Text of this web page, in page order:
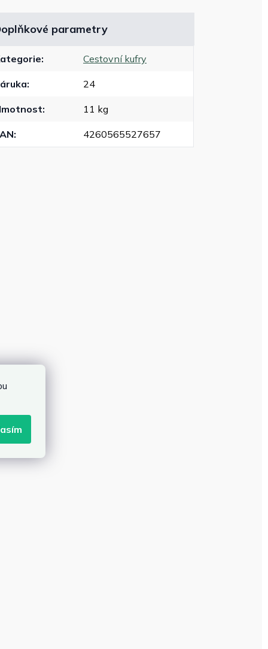
parametry
: Cestovní kufry
: 24
: 11 kg
: 4260565527657